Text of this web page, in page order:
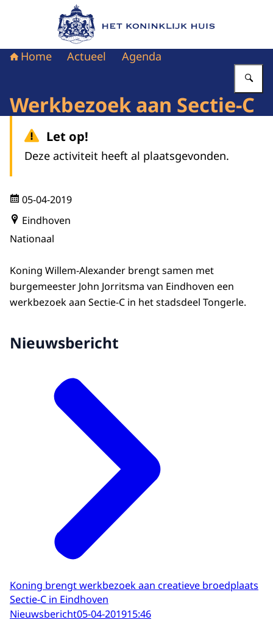
Naar de homepage van Het Koninklijk Huis
Home Actueel Agenda
Werkbezoek aan Sectie-C
Let op!
Deze activiteit heeft al plaatsgevonden.
05-04-2019
Eindhoven
Nationaal
Koning Willem-Alexander brengt samen met
burgemeester John Jorritsma van Eindhoven een
werkbezoek aan Sectie-C in het stadsdeel Tongerle.
Nieuwsbericht
Koning brengt werkbezoek aan creatieve broedplaats
Sectie-C in Eindhoven
Nieuwsbericht05-04-201915:46